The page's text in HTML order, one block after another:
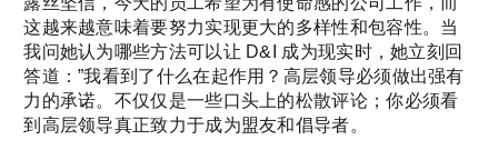
这越来越意味着要努力实现更大的多样性和包容性。当
我问她认为哪些方法可以让 D&I 成为现实时，她立刻回
答道：”我看到了什么在起作用？高层领导必须做出强有
力的承诺。不仅仅是一些口头上的松散评论；你必须看
到高层领导真正致力于成为盟友和倡导者。